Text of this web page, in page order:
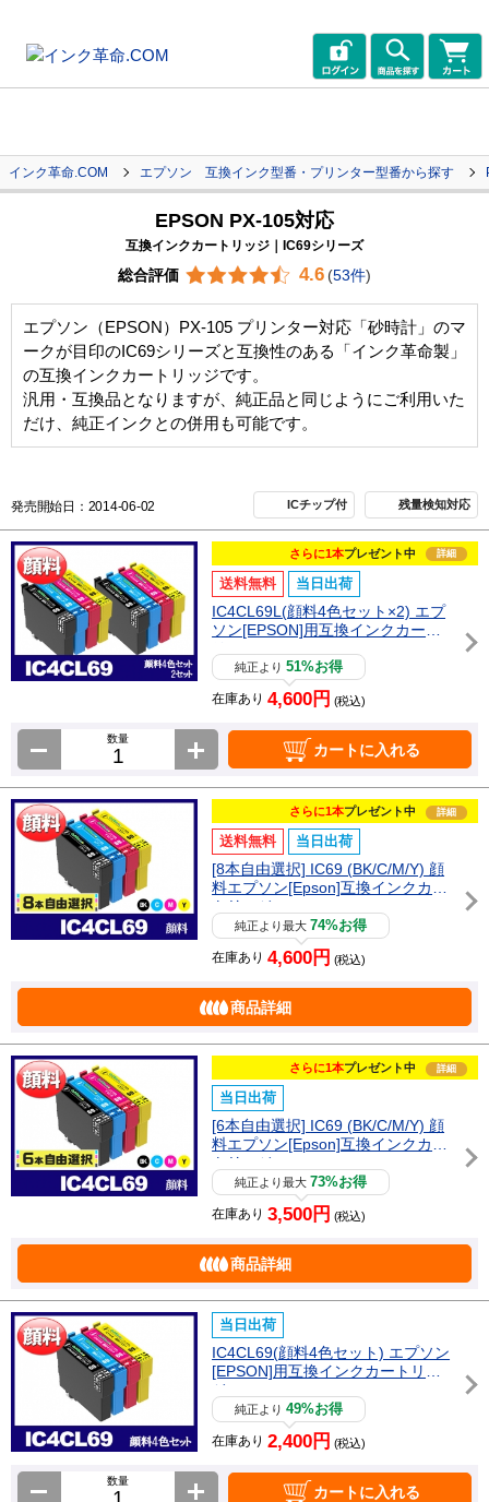
インク革命.COM エプソン 互換インク型番・プリンター型番から探す
EPSON PX-105対応
互換インクカートリッジ｜IC69シリーズ
総合評価 4.6 (53件)
エプソン（EPSON）PX-105 プリンター対応「砂時計」のマ
ークが目印のIC69シリーズと互換性のある「インク革命製」
の互換インクカートリッジです。
汎用・互換品となりますが、純正品と同じようにご利用いた
だけ、純正インクとの併用も可能です。
発売開始日：2014-06-02 ICチップ付 残量検知対応
さらに1本プレゼント中 詳細
送料無料 当日出荷
IC4CL69L(顔料4色セット×2) エプ
ソン[EPSON]用互換インクカート
純正より51%お得
在庫あり 4,600円 (税込)
数量
カートに入れる
さらに1本プレゼント中 詳細
送料無料 当日出荷
[8本自由選択] IC69 (BK/C/M/Y) 顔
料エプソン[Epson]互換インクカー
トリッジ
純正より最大74%お得
在庫あり 4,600円 (税込)
商品詳細
さらに1本プレゼント中 詳細
当日出荷
[6本自由選択] IC69 (BK/C/M/Y) 顔
料エプソン[Epson]互換インクカー
トリッジ
純正より最大73%お得
在庫あり 3,500円 (税込)
商品詳細
当日出荷
IC4CL69(顔料4色セット) エプソン
[EPSON]用互換インクカートリッ
ジ
純正より49%お得
在庫あり 2,400円 (税込)
数量
カートに入れる